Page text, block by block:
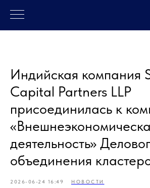
Индийская компания
Capital Partners LLP
присоединилась к
деятельность»
объединения
2026-06-24 16:49 НОВОСТИ